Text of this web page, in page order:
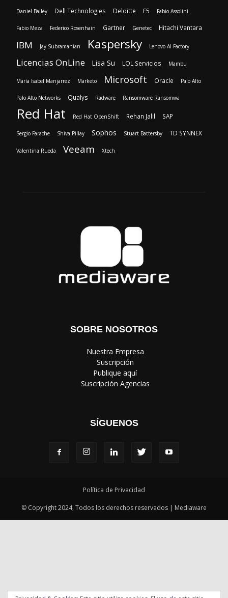
Daniel Bailey Dell Technologies Deloitte F5 Fabio Assolini
Fabio Meza Federico Rosenhain Gartner Genetec Hitachi Vantara
IBM Jay Subramanian Kaspersky Lenovo AI Factory
Licencias OnLine Lisa Su LOL Servicios Mambu
María Isabel Manjarrez Marketo Microsoft Oracle Palo Alto
Palo Alto Networks Qualys Radware Ransomware Ransomwa
Red Hat Red Hat OpenShift Rehan Jalil SAP
Sergio Farache Shiva Pillay Sophos Stuart Battersby TD SYNNEX
Valentina Rueda Veeam Xtech
SOBRE NOSOTROS
‎ Nuestra Empresa
‎ Suscripción
‎ Publique aquí
‎ Suscripción Agencias
SÍGUENOS
Política de Privacidad
© Copyright 2024, Todos los derechos reservados | Mediaware